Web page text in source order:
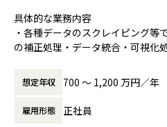
バックエンド：golang、• AI/ML：
ータベース：MySQL • インフラ
＜技術スタック＞ Python、
具体的な業務内容
・各種データのスクレイピング等
の補正処理・データ統合・可視化
・現行データベース設計の課題分
提案
・データガバナンス・セキュリテ
（ご経験に応じて）
想定年収 700 〜 1,200 万円／年
雇用形態 正社員